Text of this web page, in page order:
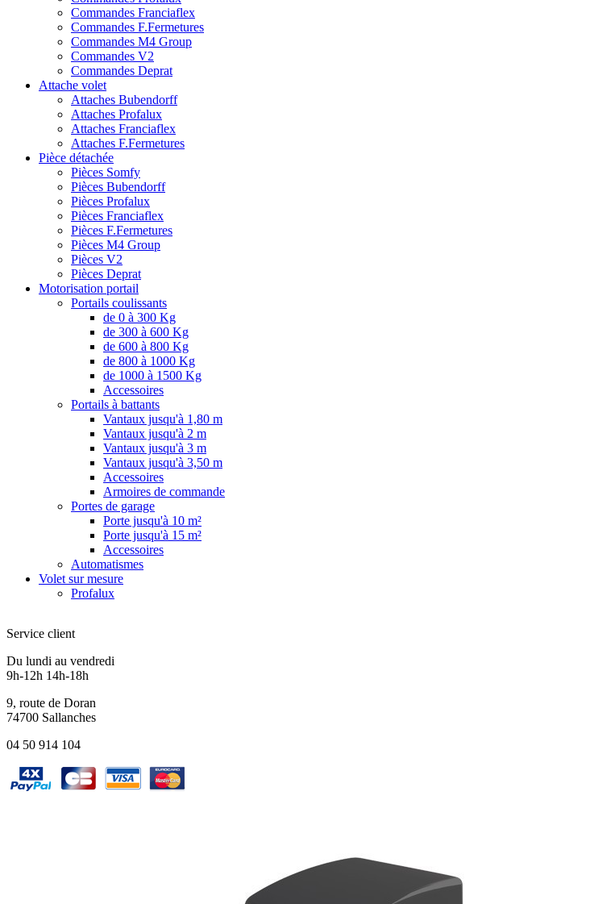
Commandes Franciaflex
Commandes F.Fermetures
Commandes M4 Group
Commandes V2
Commandes Deprat
Attache volet
Attaches Bubendorff
Attaches Profalux
Attaches Franciaflex
Attaches F.Fermetures
Pièce détachée
Pièces Somfy
Pièces Bubendorff
Pièces Profalux
Pièces Franciaflex
Pièces F.Fermetures
Pièces M4 Group
Pièces V2
Pièces Deprat
Motorisation portail
Portails coulissants
de 0 à 300 Kg
de 300 à 600 Kg
de 600 à 800 Kg
de 800 à 1000 Kg
de 1000 à 1500 Kg
Accessoires
Portails à battants
Vantaux jusqu'à 1,80 m
Vantaux jusqu'à 2 m
Vantaux jusqu'à 3 m
Vantaux jusqu'à 3,50 m
Accessoires
Armoires de commande
Portes de garage
Porte jusqu'à 10 m²
Porte jusqu'à 15 m²
Accessoires
Automatismes
Volet sur mesure
Profalux
Service client
Du lundi au vendredi
9h-12h 14h-18h
9, route de Doran
74700 Sallanches
04 50 914 104